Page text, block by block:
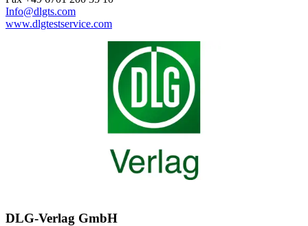
Info@dlgts.com
www.dlgtestservice.com
DLG-Verlag GmbH